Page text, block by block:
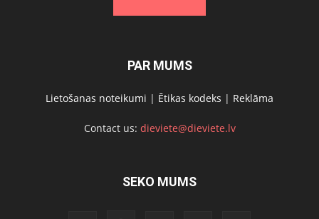
PAR MUMS
Lietošanas noteikumi | Ētikas kodeks | Reklāma
Contact us: dieviete@dieviete.lv
SEKO MUMS